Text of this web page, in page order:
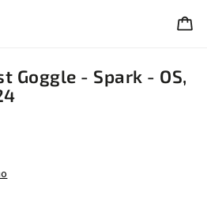
Goggle - Spark - OS,